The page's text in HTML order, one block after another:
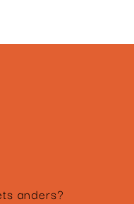
anders?